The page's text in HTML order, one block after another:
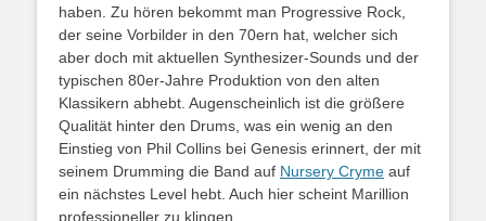
haben. Zu hören bekommt man Progressive Rock,
der seine Vorbilder in den 70ern hat, welcher sich
aber doch mit aktuellen Synthesizer-Sounds und der
typischen 80er-Jahre Produktion von den alten
Klassikern abhebt. Augenscheinlich ist die größere
Qualität hinter den Drums, was ein wenig an den
Einstieg von Phil Collins bei Genesis erinnert, der mit
seinem Drumming die Band auf Nursery Cryme auf
ein nächstes Level hebt. Auch hier scheint Marillion
professioneller zu klingen.